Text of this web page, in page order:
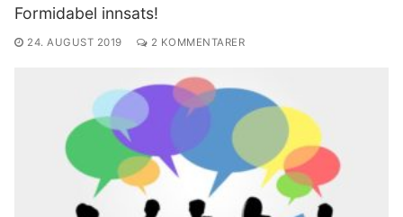
Formidabel innsats!
24. AUGUST 2019 2 KOMMENTARER